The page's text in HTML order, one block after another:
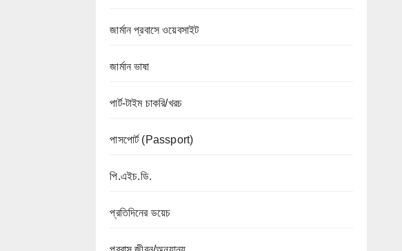
জার্মান প্রবাসে ওয়েবসাইট
জার্মান ভাষা
পার্ট-টাইম চাকরি/খরচ
পাসপোর্ট (Passport)
পি.এইচ.ডি.
প্রতিদিনের ডয়েচ